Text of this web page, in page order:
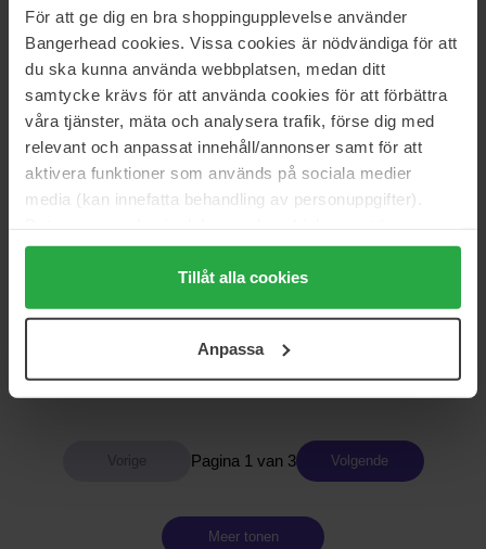
För att ge dig en bra shoppingupplevelse använder
Bangerhead cookies. Vissa cookies är nödvändiga för att
du ska kunna använda webbplatsen, medan ditt
samtycke krävs för att använda cookies för att förbättra
våra tjänster, mäta och analysera trafik, förse dig med
relevant och anpassat innehåll/annonser samt för att
aktivera funktioner som används på sociala medier
media (kan innefatta behandling av personuppgifter).
Genom att trycka på "Tillåt alla cookies" accepterar du
alla cookies, medan du under "Detaljer" kan anpassa
användningen av cookies. Du kan när som helst återkalla
samt vår Integritetspolicy.
Tillåt alla cookies
Anpassa
IsaDora
Glow Face Primer
30 ml
24 €
Clinique
Even Better Pore Minimizer
Primer
15 ml
21 €
Clinique
4 g
Dr Brandt
Luminizer Primer
30 ml
Dr.Jart+
Pore-remedy Smoothing Primer
35 €
Elizabeth Arden
Primer Flawless Start
Primer Flawless Start
37 €
Pagina 1 van 3 Volgende
Meer tonen